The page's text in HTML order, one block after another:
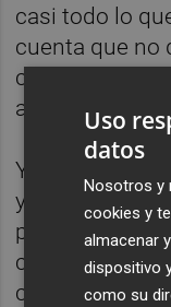
casi todo lo
cuenta que no
cuando va al
amigos, cada
Yamal es otro
y celebrar a lo
preguntaron
cumpleaños
como
Uso
datos
Nosotros y
cookies y
almacenar
dispositivo
como su